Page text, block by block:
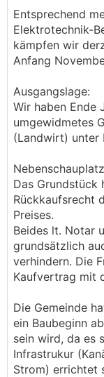
Entsprechend
Elektrotechnik-
kämpfen wir
Anfang
Ausgangslage:
Wir haben Ende
umgewidmetes
(Landwirt) unter
Das Grundstück
Rückkaufsrecht
Preises.
Beides lt. Notar
grundsätzlich
verhindern. Die
Kaufvertrag mit
Die Gemeinde
ein Baubeginn
sein wird, da es
Infrastrukur
Strom) errichtet